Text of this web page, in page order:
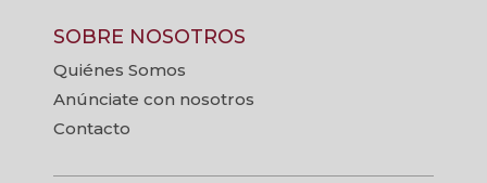
SOBRE NOSOTROS
Quiénes Somos
Anúnciate con nosotros
Contacto